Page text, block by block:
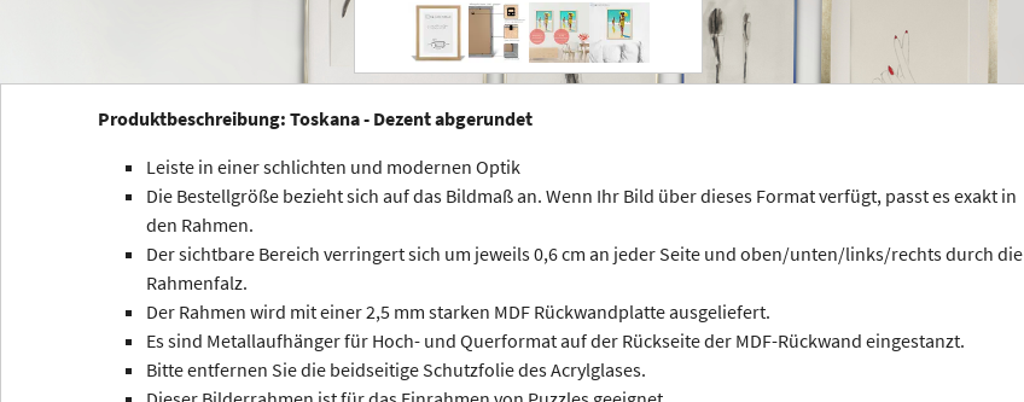
+
Produktbeschreibung: Toskana - Dezent abgerundet
Leiste in einer schlichten und modernen Optik
Die Bestellgröße bezieht sich auf das Bildmaß an. Wenn Ihr Bild über dieses Format verfügt, passt es exakt in
den Rahmen.
Der sichtbare Bereich verringert sich um jeweils 0,6 cm an jeder Seite und oben/unten/links/rechts durch die
Rahmenfalz.
Der Rahmen wird mit einer 2,5 mm starken MDF Rückwandplatte ausgeliefert.
Es sind Metallaufhänger für Hoch- und Querformat auf der Rückseite der MDF-Rückwand eingestanzt.
Bitte entfernen Sie die beidseitige Schutzfolie des Acrylglases.